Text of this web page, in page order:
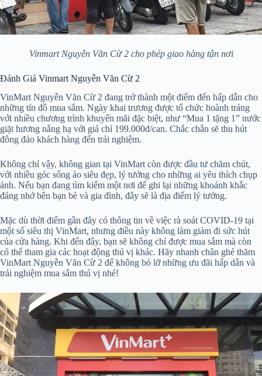
Vinmart Nguyễn Văn Cừ 2 cho phép giao hàng tận nơi
Đánh Giá Vinmart Nguyễn Văn Cừ 2
VinMart Nguyễn Văn Cừ 2 đang trở thành một điểm đến hấp dẫn cho
những tín đồ mua sắm. Ngày khai trương được tổ chức hoành tráng
với nhiều chương trình khuyến mãi đặc biệt, như “Mua 1 tặng 1” nước
giặt hương nắng hạ với giá chỉ 199.000đ/can. Chắc chắn sẽ thu hút
đông đảo khách hàng đến trải nghiệm.
Không chỉ vậy, không gian tại VinMart còn được đầu tư chăm chút,
với nhiều góc sống ảo siêu đẹp, lý tưởng cho những ai yêu thích chụp
ảnh. Nếu bạn đang tìm kiếm một nơi để ghi lại những khoảnh khắc
đáng nhớ bên bạn bè và gia đình, đây sẽ là địa điểm lý tưởng.
Mặc dù thời điểm gần đây có thông tin về việc rà soát COVID-19 tại
một số siêu thị VinMart, nhưng điều này không làm giảm đi sức hút
của cửa hàng. Khi đến đây, bạn sẽ không chỉ được mua sắm mà còn
có thể tham gia các hoạt động thú vị khác. Hãy nhanh chân ghé thăm
VinMart Nguyễn Văn Cừ 2 để không bỏ lỡ những ưu đãi hấp dẫn và
trải nghiệm mua sắm thú vị nhé!